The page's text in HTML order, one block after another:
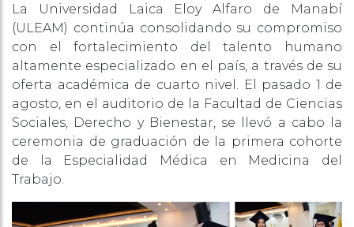
La Universidad Laica Eloy Alfaro de Manabí
(ULEAM) continúa consolidando su compromiso
con el fortalecimiento del talento humano
altamente especializado en el país, a través de su
oferta académica de cuarto nivel. El pasado 1 de
agosto, en el auditorio de la Facultad de Ciencias
Sociales, Derecho y Bienestar, se llevó a cabo la
ceremonia de graduación de la primera cohorte
de la Especialidad Médica en Medicina del
Trabajo.